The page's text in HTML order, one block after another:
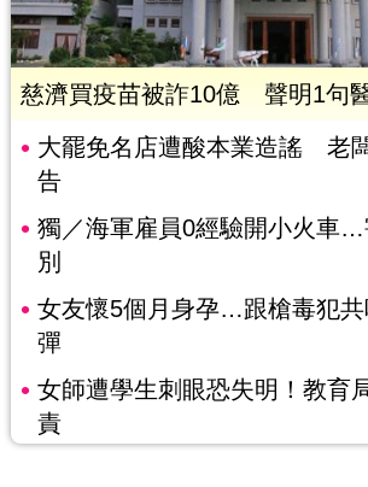
慈濟買疫苗被詐10億 聲明1句
大罷免名店遭酸本業造謠 老
告
獨／海軍雇員0經驗開小火車
別
女友懷5個月身孕…跟槍毒犯
彈
女師遭學生刺眼恐失明！教育
責